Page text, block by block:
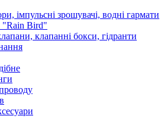
імпульсні зрошувачі, водні гармати
"Rain Bird"
клапанні бокси, гідранти